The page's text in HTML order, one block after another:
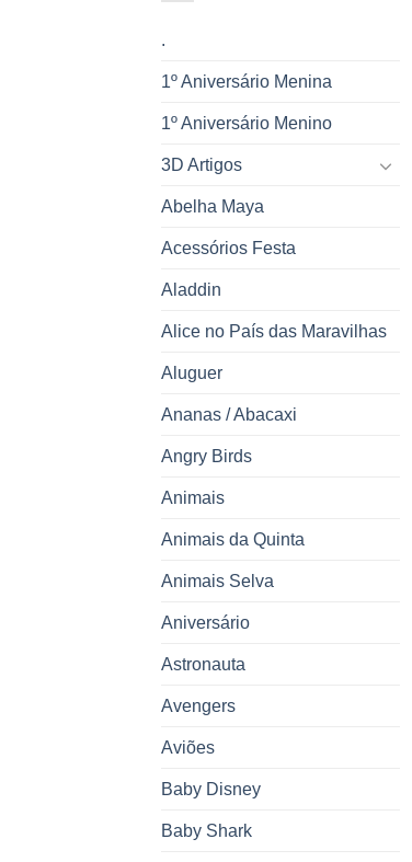
.
1º Aniversário Menina
1º Aniversário Menino
3D Artigos
Abelha Maya
Acessórios Festa
Aladdin
Alice no País das Maravilhas
Aluguer
Ananas / Abacaxi
Angry Birds
Animais
Animais da Quinta
Animais Selva
Aniversário
Astronauta
Avengers
Aviões
Baby Disney
Baby Shark